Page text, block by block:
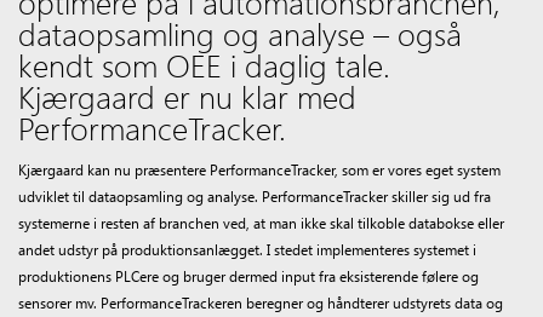
dataopsamling og analyse – også
kendt som OEE i daglig tale.
Kjærgaard er nu klar med
PerformanceTracker.
Kjærgaard kan nu præsentere PerformanceTracker, som er vores eget system
udviklet til dataopsamling og analyse. PerformanceTracker skiller sig ud fra
systemerne i resten af branchen ved, at man ikke skal tilkoble databokse eller
andet udstyr på produktionsanlægget. I stedet implementeres systemet i
produktionens PLCere og bruger dermed input fra eksisterende følere og
sensorer mv. PerformanceTrackeren beregner og håndterer udstyrets data og